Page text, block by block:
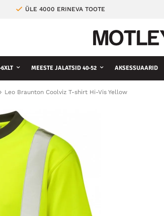
ÜLE 4000 ERINEVA TOOTE
MEESTE JALATSID 40-52 AKSESSUAARID
Leo Braunton Coolviz T-shirt Hi-Vis Yellow